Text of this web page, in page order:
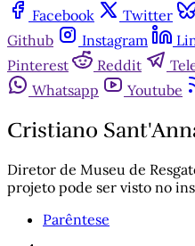
Facebook
Twitter
Github
Instagram
Pinterest
Reddit
Whatsapp
Youtube
Cristiano
Diretor de Museu de
projeto pode ser visto no
Parêntese